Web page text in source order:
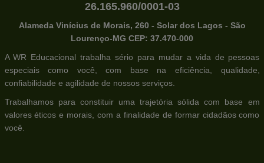
26.165.960/0001-03
Alameda Vinícius de Morais, 260 - Solar dos Lagos - São
Lourenço-MG CEP: 37.470-000
A WR Educacional trabalha sério para mudar a vida de pessoas
especiais como você, com base na eficiência, qualidade,
confiabilidade e agilidade de nossos serviços.
Trabalhamos para constituir uma trajetória sólida com base em
valores éticos e morais, com a finalidade de formar cidadãos como
você.